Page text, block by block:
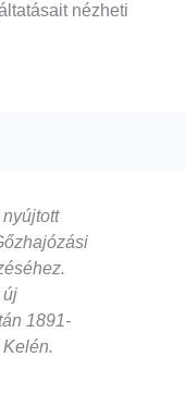
nézheti
új
1891-